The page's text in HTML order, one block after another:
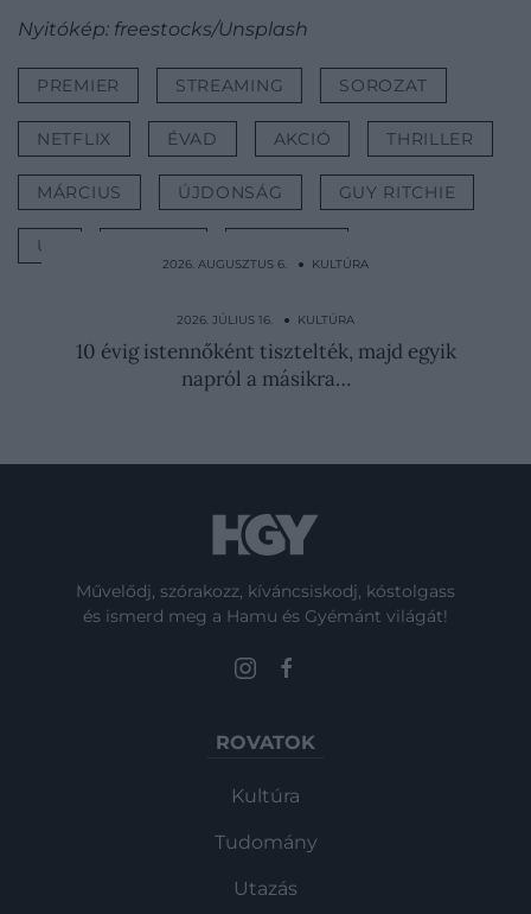
Nyitókép: freestocks/Unsplash
PREMIER STREAMING SOROZAT
NETFLIX ÉVAD AKCIÓ THRILLER
MÁRCIUS ÚJDONSÁG GUY RITCHIE
ŰR
2026. AUGUSZTUS 6. ● KULTÚRA
örökségét az ál-Anasztázia
2026. JÚLIUS 16. ● KULTÚRA
10 évig istennőként tisztelték, majd egyik
napról a másikra…
Művelődj, szórakozz, kíváncsiskodj, kóstolgass
és ismerd meg a Hamu és Gyémánt világát!
ROVATOK
Kultúra
Tudomány
Utazás